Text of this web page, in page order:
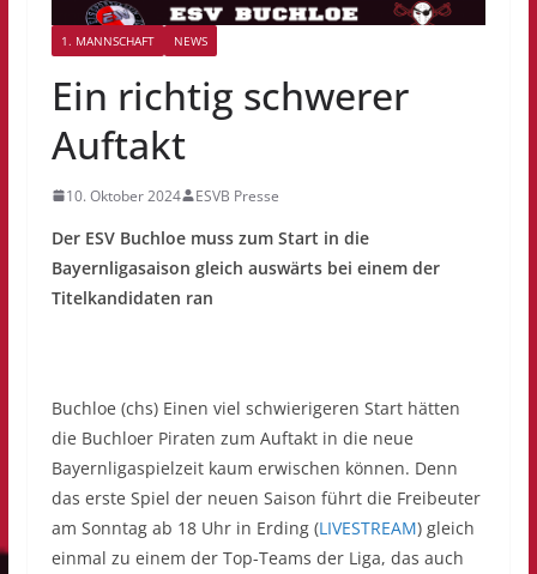
1. MANNSCHAFT NEWS
Ein richtig schwerer
Auftakt
10. Oktober 2024 ESVB Presse
Der ESV Buchloe muss zum Start in die
Bayernligasaison gleich auswärts bei einem der
Titelkandidaten ran
Buchloe (chs) Einen viel schwierigeren Start hätten
die Buchloer Piraten zum Auftakt in die neue
Bayernligaspielzeit kaum erwischen können. Denn
das erste Spiel der neuen Saison führt die Freibeuter
am Sonntag ab 18 Uhr in Erding (LIVESTREAM) gleich
einmal zu einem der Top-Teams der Liga, das auch